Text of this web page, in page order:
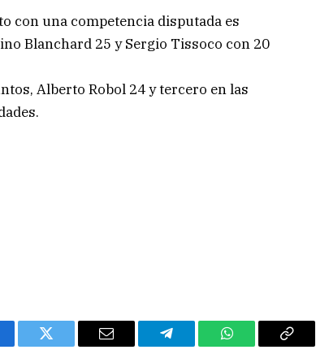
con una competencia disputada es
Blanchard 25 y Sergio Tissoco con 20
Alberto Robol 24 y tercero en las
Twitter Email Telegram WhatsAppCopy